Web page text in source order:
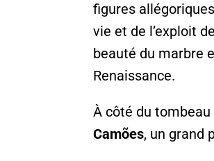
figures
vie et de l’exploit
beauté du marbre
Renaissance.
À côté du
Camões, un grand